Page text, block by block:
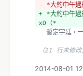
- *大約中午過
+ *大約中午過
xD（*
暫定宇廷，
（21 行未修改
2014-08-01